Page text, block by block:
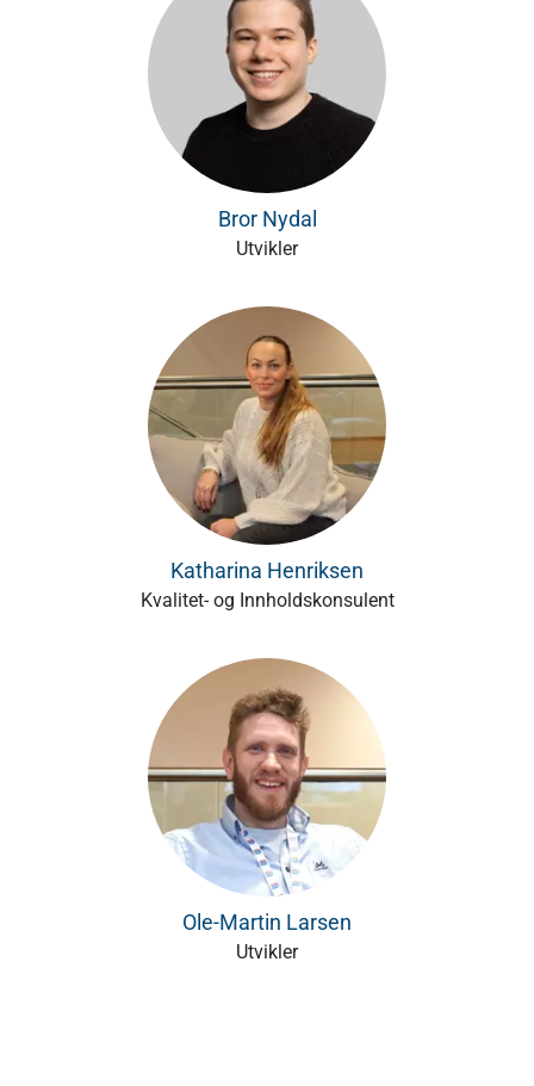
Bror Nydal
Utvikler
Katharina Henriksen
Kvalitet- og Innholdskonsulent
Ole-Martin Larsen
Utvikler